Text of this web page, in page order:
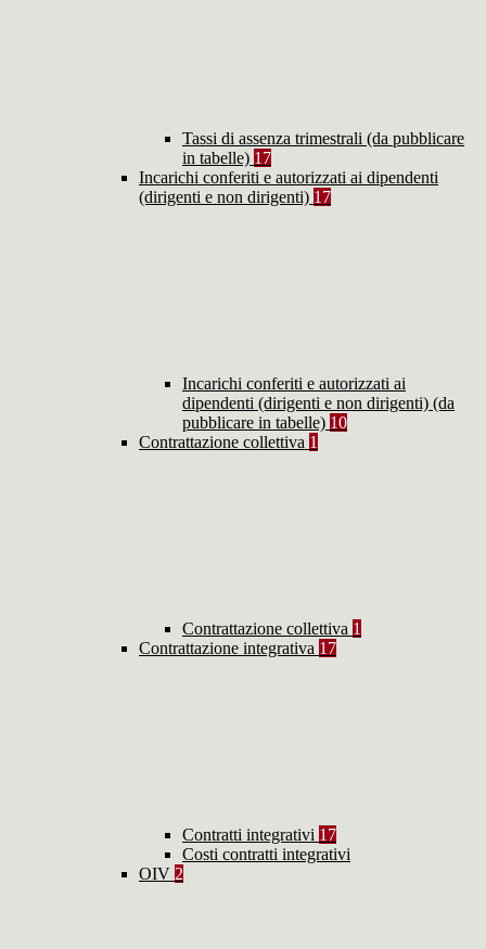
Tassi di assenza trimestrali (da pubblicare
in tabelle) 17
Incarichi conferiti e autorizzati ai dipendenti
(dirigenti e non dirigenti) 17
Incarichi conferiti e autorizzati ai
dipendenti (dirigenti e non dirigenti) (da
pubblicare in tabelle) 10
Contrattazione collettiva 1
Contrattazione collettiva 1
Contrattazione integrativa 17
Contratti integrativi 17
Costi contratti integrativi
OIV 2